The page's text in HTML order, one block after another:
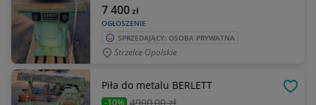
OGŁOSZENIE
7 400zł
SPRZEDAJĄCY: OSOBA PRYWATNA
Strzelce Opolskie
Piła do metalu BERLETT
-10%